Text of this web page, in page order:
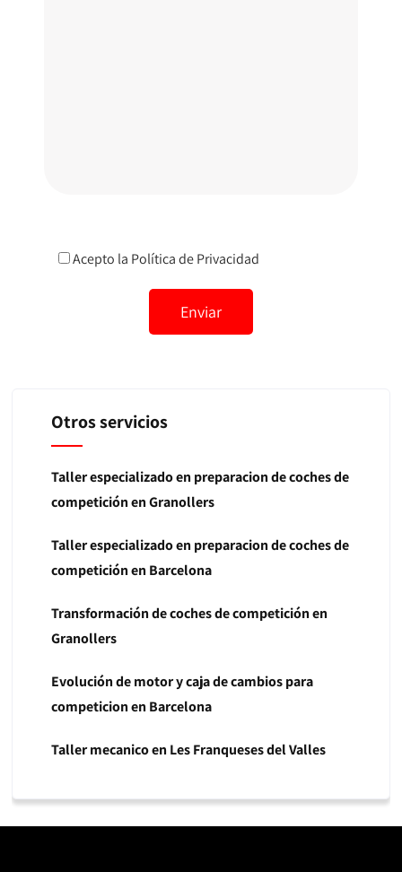
Acepto la Política de Privacidad
Otros servicios
Taller especializado en preparacion de coches de
competición en Granollers
Taller especializado en preparacion de coches de
competición en Barcelona
Transformación de coches de competición en
Granollers
Evolución de motor y caja de cambios para
competicion en Barcelona
Taller mecanico en Les Franqueses del Valles